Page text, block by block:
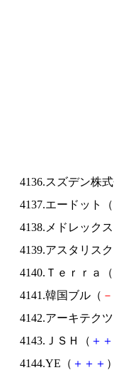
4136.スズデン株
4137.エードット（
4138.メドレック
4139.アスタリス
4140.Ｔｅｒｒａ（
4141.韓国ブル（ －
4142.アーキテク
4143.ＪＳＨ（ ＋ ＋
4144.YE（ ＋ ＋ ＋